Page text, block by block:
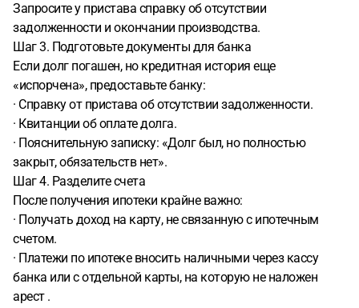
Запросите у пристава справку об отсутствии
задолженности и окончании производства.
Шаг 3. Подготовьте документы для банка
Если долг погашен, но кредитная история еще
«испорчена», предоставьте банку:
· Справку от пристава об отсутствии задолженности.
· Квитанции об оплате долга.
· Пояснительную записку: «Долг был, но полностью
закрыт, обязательств нет».
Шаг 4. Разделите счета
После получения ипотеки крайне важно:
· Получать доход на карту, не связанную с ипотечным
счетом.
· Платежи по ипотеке вносить наличными через кассу
банка или с отдельной карты, на которую не наложен
арест .